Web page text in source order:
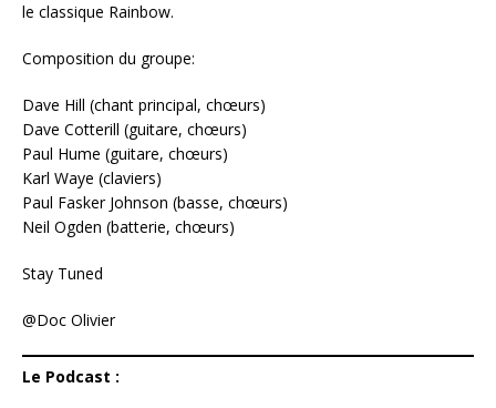
le classique Rainbow.
Composition du groupe:
Dave Hill (chant principal, chœurs)
Dave Cotterill (guitare, chœurs)
Paul Hume (guitare, chœurs)
Karl Waye (claviers)
Paul Fasker Johnson (basse, chœurs)
Neil Ogden (batterie, chœurs)
Stay Tuned
@Doc Olivier
Le Podcast :